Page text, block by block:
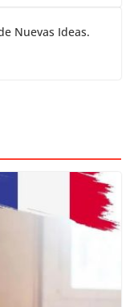
Nuevas Ideas.